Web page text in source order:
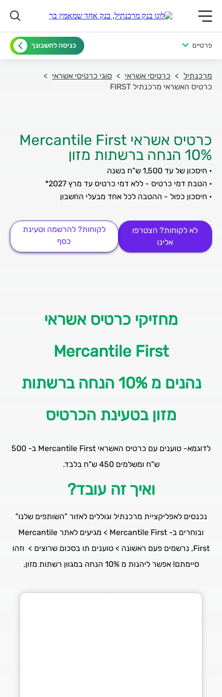
תפריט ראשי לנייד
פרטיים כניסה לחשבונך
מרכנתיל כרטיסי אשראי
סוגי כרטיסי אשראי
כרטיס האשראי מרכנתיל FIRST
10% הנחה ברשתות מזון
• חיסכון כפול - ההטבה לכל אחד מבעלי החשבון
לא לקוחות? הצטרפו
אלינו
לקוחות? להרשמה וטעינת
כסף
מחזיקי כרטיס אשראי
Mercantile First
נהנים מ 10% הנחה ברשתות
מזון בטעינת הכרטיס
לדוגמא- טוענים עם כרטיס האשראי Mercantile First ב- 500
ש"ח ומשלמים 450 ש"ח בלבד.
ואיך זה עובד?
נכנסים לאפליקציית מרכנתיל וגוללים לאזור "השותפים שלנו"
ובוחרים ב- Mercantile First > מגיעים לאתר Mercantile
First, נרשמים פעם ראשונה > טוענים תו בסכום שרוצים > וזהו
סיימתם! אפשר ליהנות מ 10% הנחה במגוון רשתות מזון.